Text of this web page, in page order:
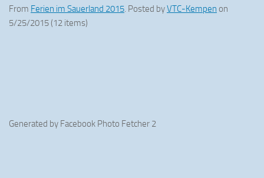
From Ferien im Sauerland 2015. Posted byVTC-Kempen on
5/25/2015 (12 items)
Generated by Facebook Photo Fetcher 2